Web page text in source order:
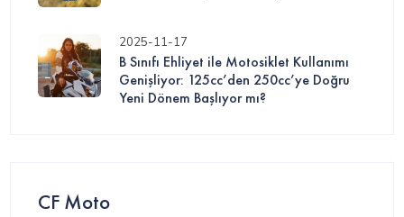
2025-11-17
B Sınıfı Ehliyet ile Motosiklet Kullanımı
Genişliyor: 125cc’den 250cc’ye Doğru
Yeni Dönem Başlıyor mı?
CF Moto